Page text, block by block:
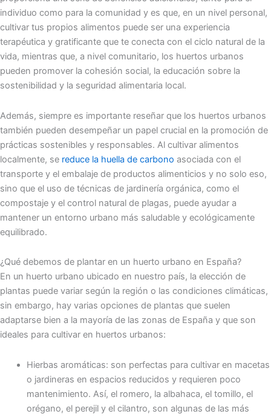
individuo como para la comunidad y es que, en un nivel personal,
cultivar tus propios alimentos puede ser una experiencia
terapéutica y gratificante que te conecta con el ciclo natural de la
vida, mientras que, a nivel comunitario, los huertos urbanos
pueden promover la cohesión social, la educación sobre la
sostenibilidad y la seguridad alimentaria local.
Además, siempre es importante reseñar que los huertos urbanos
también pueden desempeñar un papel crucial en la promoción de
prácticas sostenibles y responsables. Al cultivar alimentos
localmente, se reduce la huella de carbono asociada con el
transporte y el embalaje de productos alimenticios y no solo eso,
sino que el uso de técnicas de jardinería orgánica, como el
compostaje y el control natural de plagas, puede ayudar a
mantener un entorno urbano más saludable y ecológicamente
equilibrado.
¿Qué debemos de plantar en un huerto urbano en España?
En un huerto urbano ubicado en nuestro país, la elección de
plantas puede variar según la región o las condiciones climáticas,
sin embargo, hay varias opciones de plantas que suelen
adaptarse bien a la mayoría de las zonas de España y que son
ideales para cultivar en huertos urbanos:
Hierbas aromáticas: son perfectas para cultivar en macetas
o jardineras en espacios reducidos y requieren poco
mantenimiento. Así, el romero, la albahaca, el tomillo, el
orégano, el perejil y el cilantro, son algunas de las más